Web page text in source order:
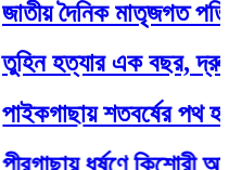
জাতীয় দৈনিক মাতৃজগত
তুহিন হত্যার এক বছর, দ্রুত
পাইকগাছায় শতবর্ষের পথ